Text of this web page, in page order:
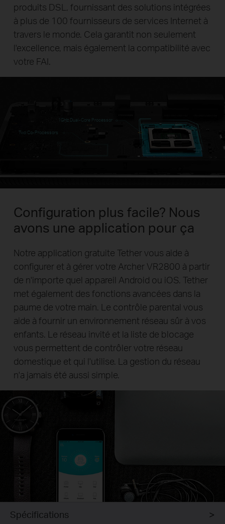
produits DSL, fournissant des solutions intégrées
à plus de 100 fournisseurs de services Internet à
travers le monde. Cela garantit non seulement
l'excellence, mais également la compatibilité avec
votre FAI.
1GHz Dual-Core Processor
Two Co-Processors
Configuration plus facile? Nous
avons une application pour ça
Notre application gratuite Tether vous aide à
configurer et à gérer votre Archer VR2800 à partir
de n'importe quel appareil Android ou iOS. Tether
met également des fonctions avancées dans la
paume de votre main. Le contrôle parental vous
aide à fournir un environnement réseau sûr à vos
enfants. Le réseau invité et la liste de blocage
vous permettent de contrôler votre réseau
domestique et qui l'utilise. La gestion du réseau
n'a jamais été aussi simple.
Spécifications